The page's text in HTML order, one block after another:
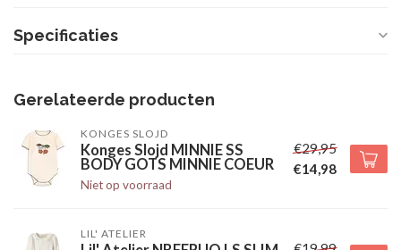
Specificaties
Gerelateerde producten
KONGES SLOJD
Konges Slojd MINNIE SS
BODY GOTS MINNIE COEUR
Niet op voorraad
€29,95
€14,98
LIL' ATELIER